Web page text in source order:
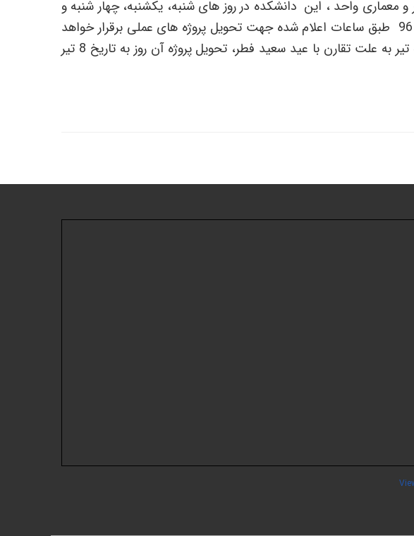
و معماری واحد ، این دانشکده در روز های شنبه، یکشنبه، چهار شنبه و
پنج شنبه مورخ سوم و چهارم و نیز هفتم و هشتم تیر 96 طبق ساعات اعلام شده جهت تحویل پروژه های عملی برقرار خواهد
بود و همچنین در صورت تعطیلی دانشگاه در مورخ 4 تیر به علت تقارن با عید سعید فطر، تحویل پروژه آن روز به تاریخ 8 تیر